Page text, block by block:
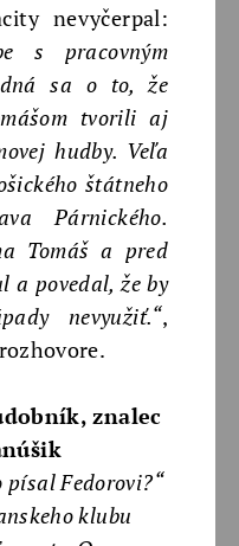
nevyčerpal:
s pracovným
sa o to, že
tvorili aj
hudby. Veľa
štátneho
Párnického.
Tomáš a pred
a povedal, že by
nevyužiť.“,
znalec
písal Fedorovi?“
klubu